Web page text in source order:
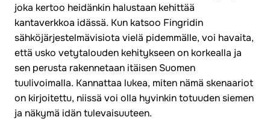
joka kertoo heidänkin halustaan kehittää
kantaverkkoa idässä. Kun katsoo Fingridin
sähköjärjestelmävisiota vielä pidemmälle, voi havaita,
että usko vetytalouden kehitykseen on korkealla ja
sen perusta rakennetaan itäisen Suomen
tuulivoimalla. Kannattaa lukea, miten nämä skenaariot
on kirjoitettu, niissä voi olla hyvinkin totuuden siemen
ja näkymä idän tulevaisuuteen.